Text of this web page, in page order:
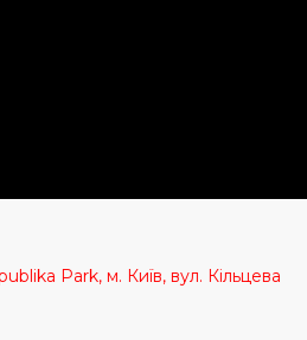
Park, м. Київ, вул. Кільцева